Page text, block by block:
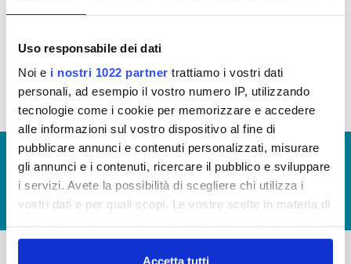
Uso responsabile dei dati
Noi e i nostri 1022 partner trattiamo i vostri dati
personali, ad esempio il vostro numero IP, utilizzando
tecnologie come i cookie per memorizzare e accedere
alle informazioni sul vostro dispositivo al fine di
pubblicare annunci e contenuti personalizzati, misurare
gli annunci e i contenuti, ricercare il pubblico e sviluppare
i servizi. Avete la possibilità di scegliere chi utilizza i
vostri dati e per quali scopi. Le vostre scelte in materia di
in cui avete effettuato le vostre scelte. È possibile
modificare o revocare il proprio consenso in qualsiasi
Accetta tutti
© Copyright 2017 - 2026
GLOSSARIO
GIUDICA IL SERVIZIO
LAVORA CON NOI